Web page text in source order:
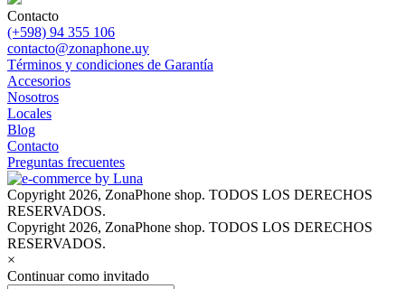
Contacto
(+598) 94 355 106
contacto@zonaphone.uy
Términos y condiciones de Garantía
Accesorios
Nosotros
Locales
Blog
Contacto
Preguntas frecuentes
Copyright 2026, ZonaPhone shop. TODOS LOS DERECHOS
RESERVADOS.
Copyright 2026, ZonaPhone shop. TODOS LOS DERECHOS
RESERVADOS.
×
Continuar como invitado